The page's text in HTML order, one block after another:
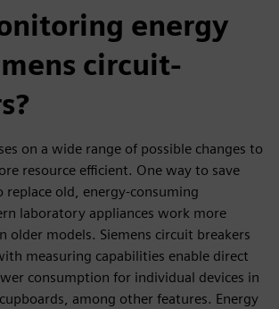
energy
circuit-
on a wide range of possible changes to
resource efficient. One way to save
replace old, energy-consuming
laboratory appliances work more
older models. Siemens circuit breakers
measuring capabilities enable direct
consumption for individual devices in
among other features. Energy